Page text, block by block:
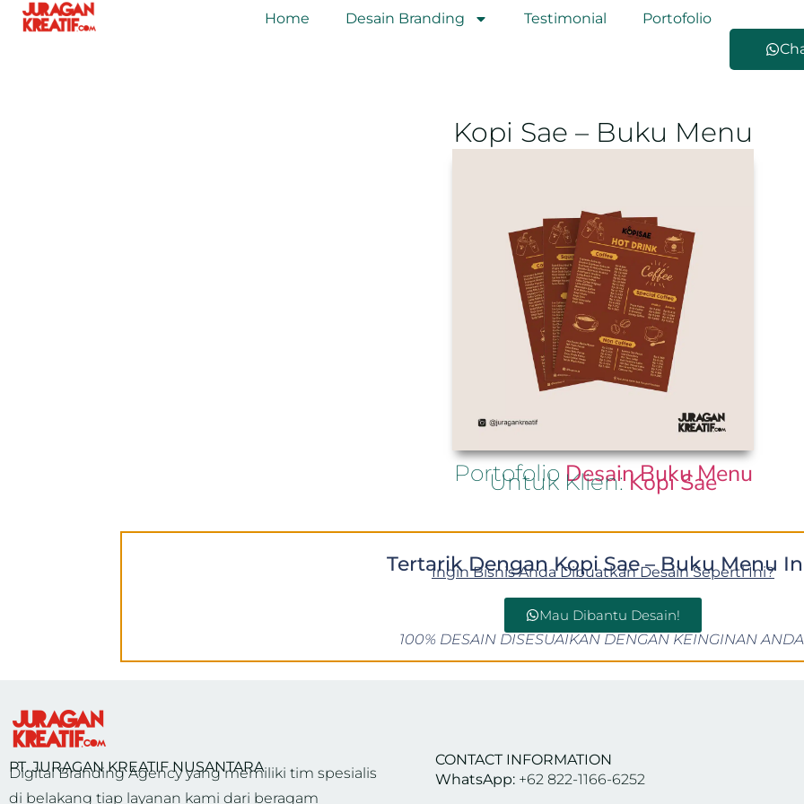
Home Desain Branding Testimonial
Portofolio
Kopi Sae – Buku Menu
Portofolio Desain Buku Menu
Untuk Klien:Kopi Sae
Tertarik Dengan Kopi Sae – Buku Menu
Ingin Bisnis Anda Dibuatkan Desain Seperti Ini?
Mau Dibantu Desain!
100% DESAIN DISESUAIKAN DENGAN KEINGINAN
PT. JURAGAN KREATIF NUSANTARA
Digital Branding Agency yang memiliki tim spesialis
di belakang tiap layanan kami dari beragam
CONTACT INFORMATION
WhatsApp: +62 822-1166-6252